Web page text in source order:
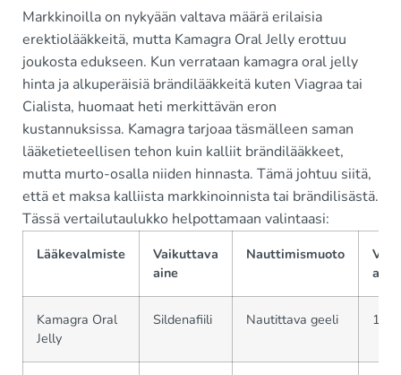
Markkinoilla on nykyään valtava määrä erilaisia
erektiolääkkeitä, mutta Kamagra Oral Jelly erottuu
joukosta edukseen. Kun verrataan kamagra oral jelly
hinta ja alkuperäisiä brändilääkkeitä kuten Viagraa tai
Cialista, huomaat heti merkittävän eron
kustannuksissa. Kamagra tarjoaa täsmälleen saman
lääketieteellisen tehon kuin kalliit brändilääkkeet,
mutta murto-osalla niiden hinnasta. Tämä johtuu siitä,
että et maksa kalliista markkinoinnista tai brändilisästä.
Tässä vertailutaulukko helpottamaan valintaasi:
Lääkevalmiste
Vaikuttava
aine
Nauttimismuoto
alku
Kamagra Oral
Jelly
Sildenafiili Nautittava geeli